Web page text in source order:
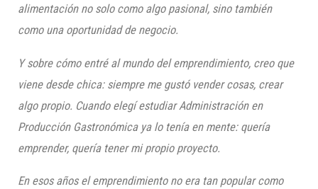
alimentación no solo como algo pasional, sino también
como una oportunidad de negocio.
Y sobre cómo entré al mundo del emprendimiento, creo que
viene desde chica: siempre me gustó vender cosas, crear
algo propio. Cuando elegí estudiar Administración en
Producción Gastronómica ya lo tenía en mente: quería
emprender, quería tener mi propio proyecto.
En esos años el emprendimiento no era tan popular como